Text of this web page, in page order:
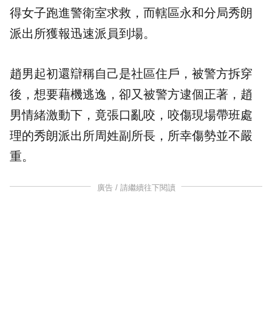
得女子跑進警衛室求救，而轄區永和分局秀朗
派出所獲報迅速派員到場。
趙男起初還辯稱自己是社區住戶，被警方拆穿
後，想要藉機逃逸，卻又被警方逮個正著，趙
男情緒激動下，竟張口亂咬，咬傷現場帶班處
理的秀朗派出所周姓副所長，所幸傷勢並不嚴
重。
廣告 / 請繼續往下閱讀